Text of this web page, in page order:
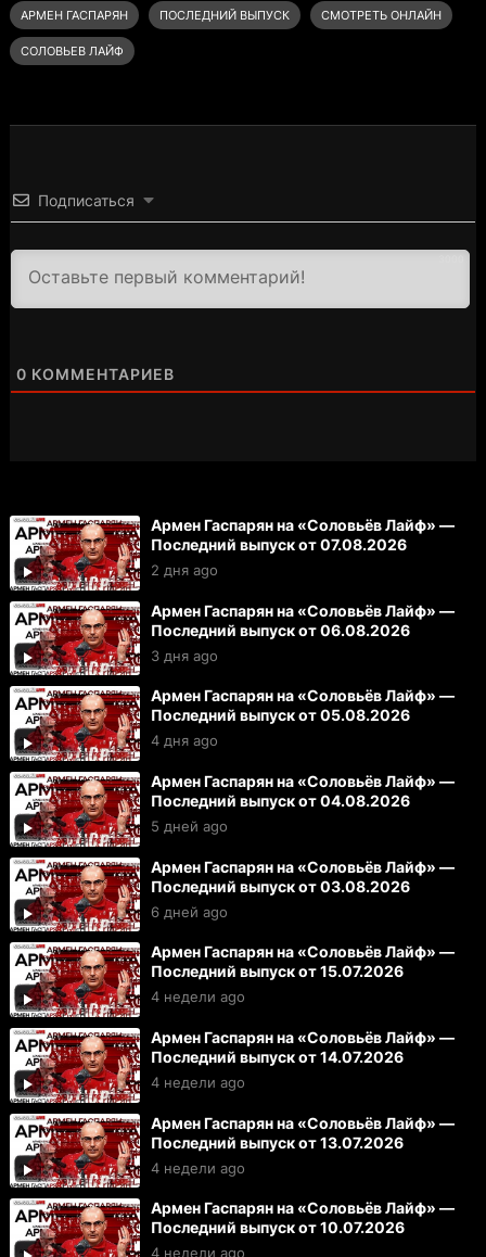
АРМЕН ГАСПАРЯН ПОСЛЕДНИЙ ВЫПУСК СМОТРЕТЬ ОНЛАЙН
СОЛОВЬЕВ ЛАЙФ
Подписаться
0 КОММЕНТАРИЕВ
Армен Гаспарян на «Соловьёв Лайф» —
Последний выпуск от 07.08.2026
2 дня ago
Армен Гаспарян на «Соловьёв Лайф» —
Последний выпуск от 06.08.2026
3 дня ago
Армен Гаспарян на «Соловьёв Лайф» —
Последний выпуск от 05.08.2026
4 дня ago
Армен Гаспарян на «Соловьёв Лайф» —
Последний выпуск от 04.08.2026
5 дней ago
Армен Гаспарян на «Соловьёв Лайф» —
Последний выпуск от 03.08.2026
6 дней ago
Армен Гаспарян на «Соловьёв Лайф» —
Последний выпуск от 15.07.2026
4 недели ago
Армен Гаспарян на «Соловьёв Лайф» —
Последний выпуск от 14.07.2026
4 недели ago
Армен Гаспарян на «Соловьёв Лайф» —
Последний выпуск от 13.07.2026
4 недели ago
Армен Гаспарян на «Соловьёв Лайф» —
Последний выпуск от 10.07.2026
4 недели ago